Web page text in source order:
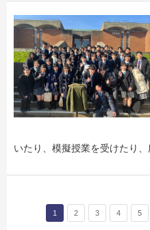
いたり、模擬授業を受けたり、
1 2 3 4 5